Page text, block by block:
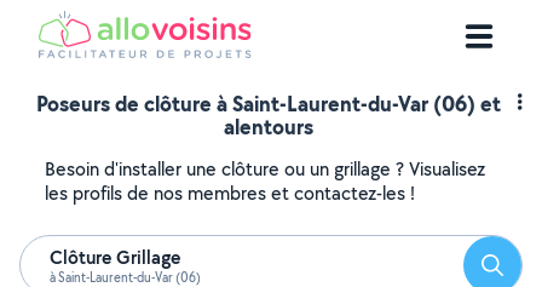
Poseurs de clôture à Saint-Laurent-du-Var (06) et
alentours
Besoin d'installer une clôture ou un grillage ? Visualisez
les profils de nos membres et contactez-les !
Clôture Grillage
à Saint-Laurent-du-Var (06)